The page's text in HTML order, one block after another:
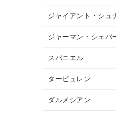
ジャイアント・シュ
ジャーマン・シェパ
スパニエル
タービュレン
ダルメシアン